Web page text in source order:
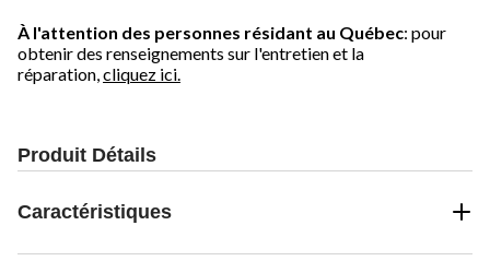
À l'attention des personnes résidant au Québec: pour
obtenir des renseignements sur l'entretien et la
réparation, cliquez ici.
Produit Détails
Caractéristiques